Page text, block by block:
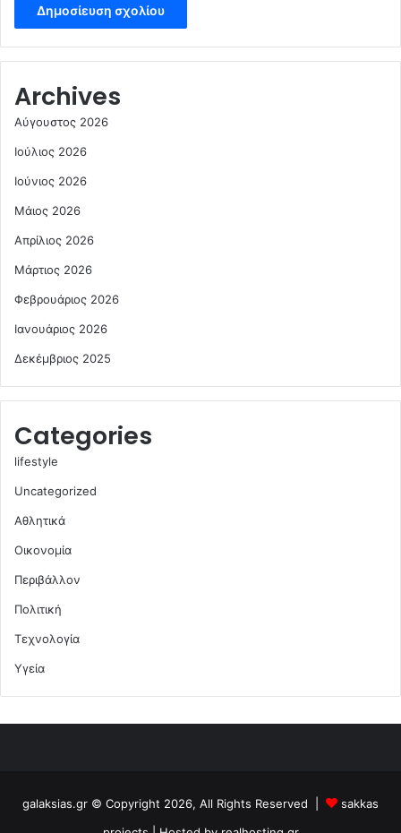
Archives
Αύγουστος 2026
Ιούλιος 2026
Ιούνιος 2026
Μάιος 2026
Απρίλιος 2026
Μάρτιος 2026
Φεβρουάριος 2026
Ιανουάριος 2026
Δεκέμβριος 2025
Categories
lifestyle
Uncategorized
Αθλητικά
Οικονομία
Περιβάλλον
Πολιτική
Τεχνολογία
Υγεία
galaksias.gr © Copyright 2026, All Rights Reserved |
sakkas